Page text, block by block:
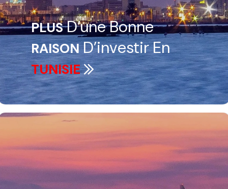
PLUSD’une Bonne
RAISOND’investir En
TUNISIE